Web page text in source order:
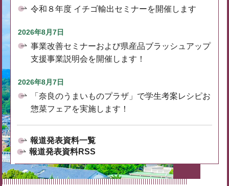
令和８年度 イチゴ輸出セミナーを開催します
2026年8月7日
事業改善セミナーおよび県産品ブラッシュアップ
支援事業説明会を開催します！
2026年8月7日
「奈良のうまいものプラザ」で学生考案レシピお
惣菜フェアを実施します！
報道発表資料一覧
報道発表資料RSS